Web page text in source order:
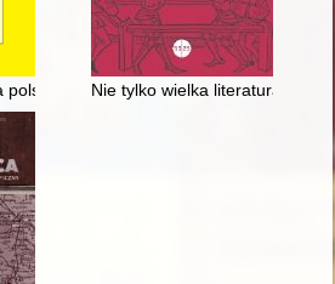
polskiego 1945–1989 : refleksje na
Nie tylko wielka literatura =